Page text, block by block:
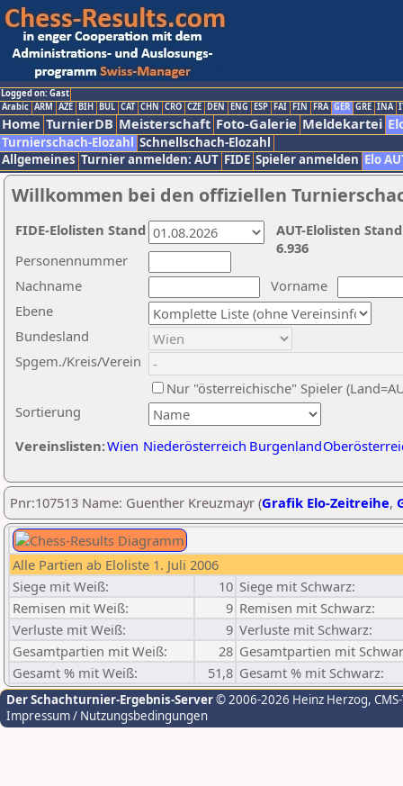
Logged on: Gast
Arabic ARM AZE BIH BUL CAT CHN CRO CZE DEN ENG ESP FAI FIN FRA GER GRE INA
Home TurnierDB Meisterschaft Foto-Galerie Meldekartei
Turnierschach-Elozahl Schnellschach-Elozahl
Allgemeines Turnier anmelden: AUT FIDE Spieler anmelden Elo
Willkommen bei den offiziellen
Nachname
Vorname
Ebene
Sortierung
Personennummer
Bundesland
Spgem./Kreis/Verein
Nur "österreichische" Spieler
Vereinslisten:Wien Niederösterreich Burgenland
AUT-Elolisten
6.936
FIDE-Elolisten Stand
Pnr:107513 Name: Guenther Kreuzmayr (Grafik Elo-Zeitreihe,
Alle Partien ab Eloliste 1. Juli 2006
Siege mit Weiß:
10 Siege mit Schwarz:
Remisen mit Weiß:
9 Remisen mit Schwarz:
Verluste mit Weiß:
9 Verluste mit Schwarz:
Gesamtpartien mit Weiß:
28 Gesamtpartien mit
Gesamt % mit Weiß:
51,8 Gesamt % mit Schwarz:
Der Schachturnier-Ergebnis-Server© 2006-2026 Heinz Herzog,
Impressum / Nutzungsbedingungen